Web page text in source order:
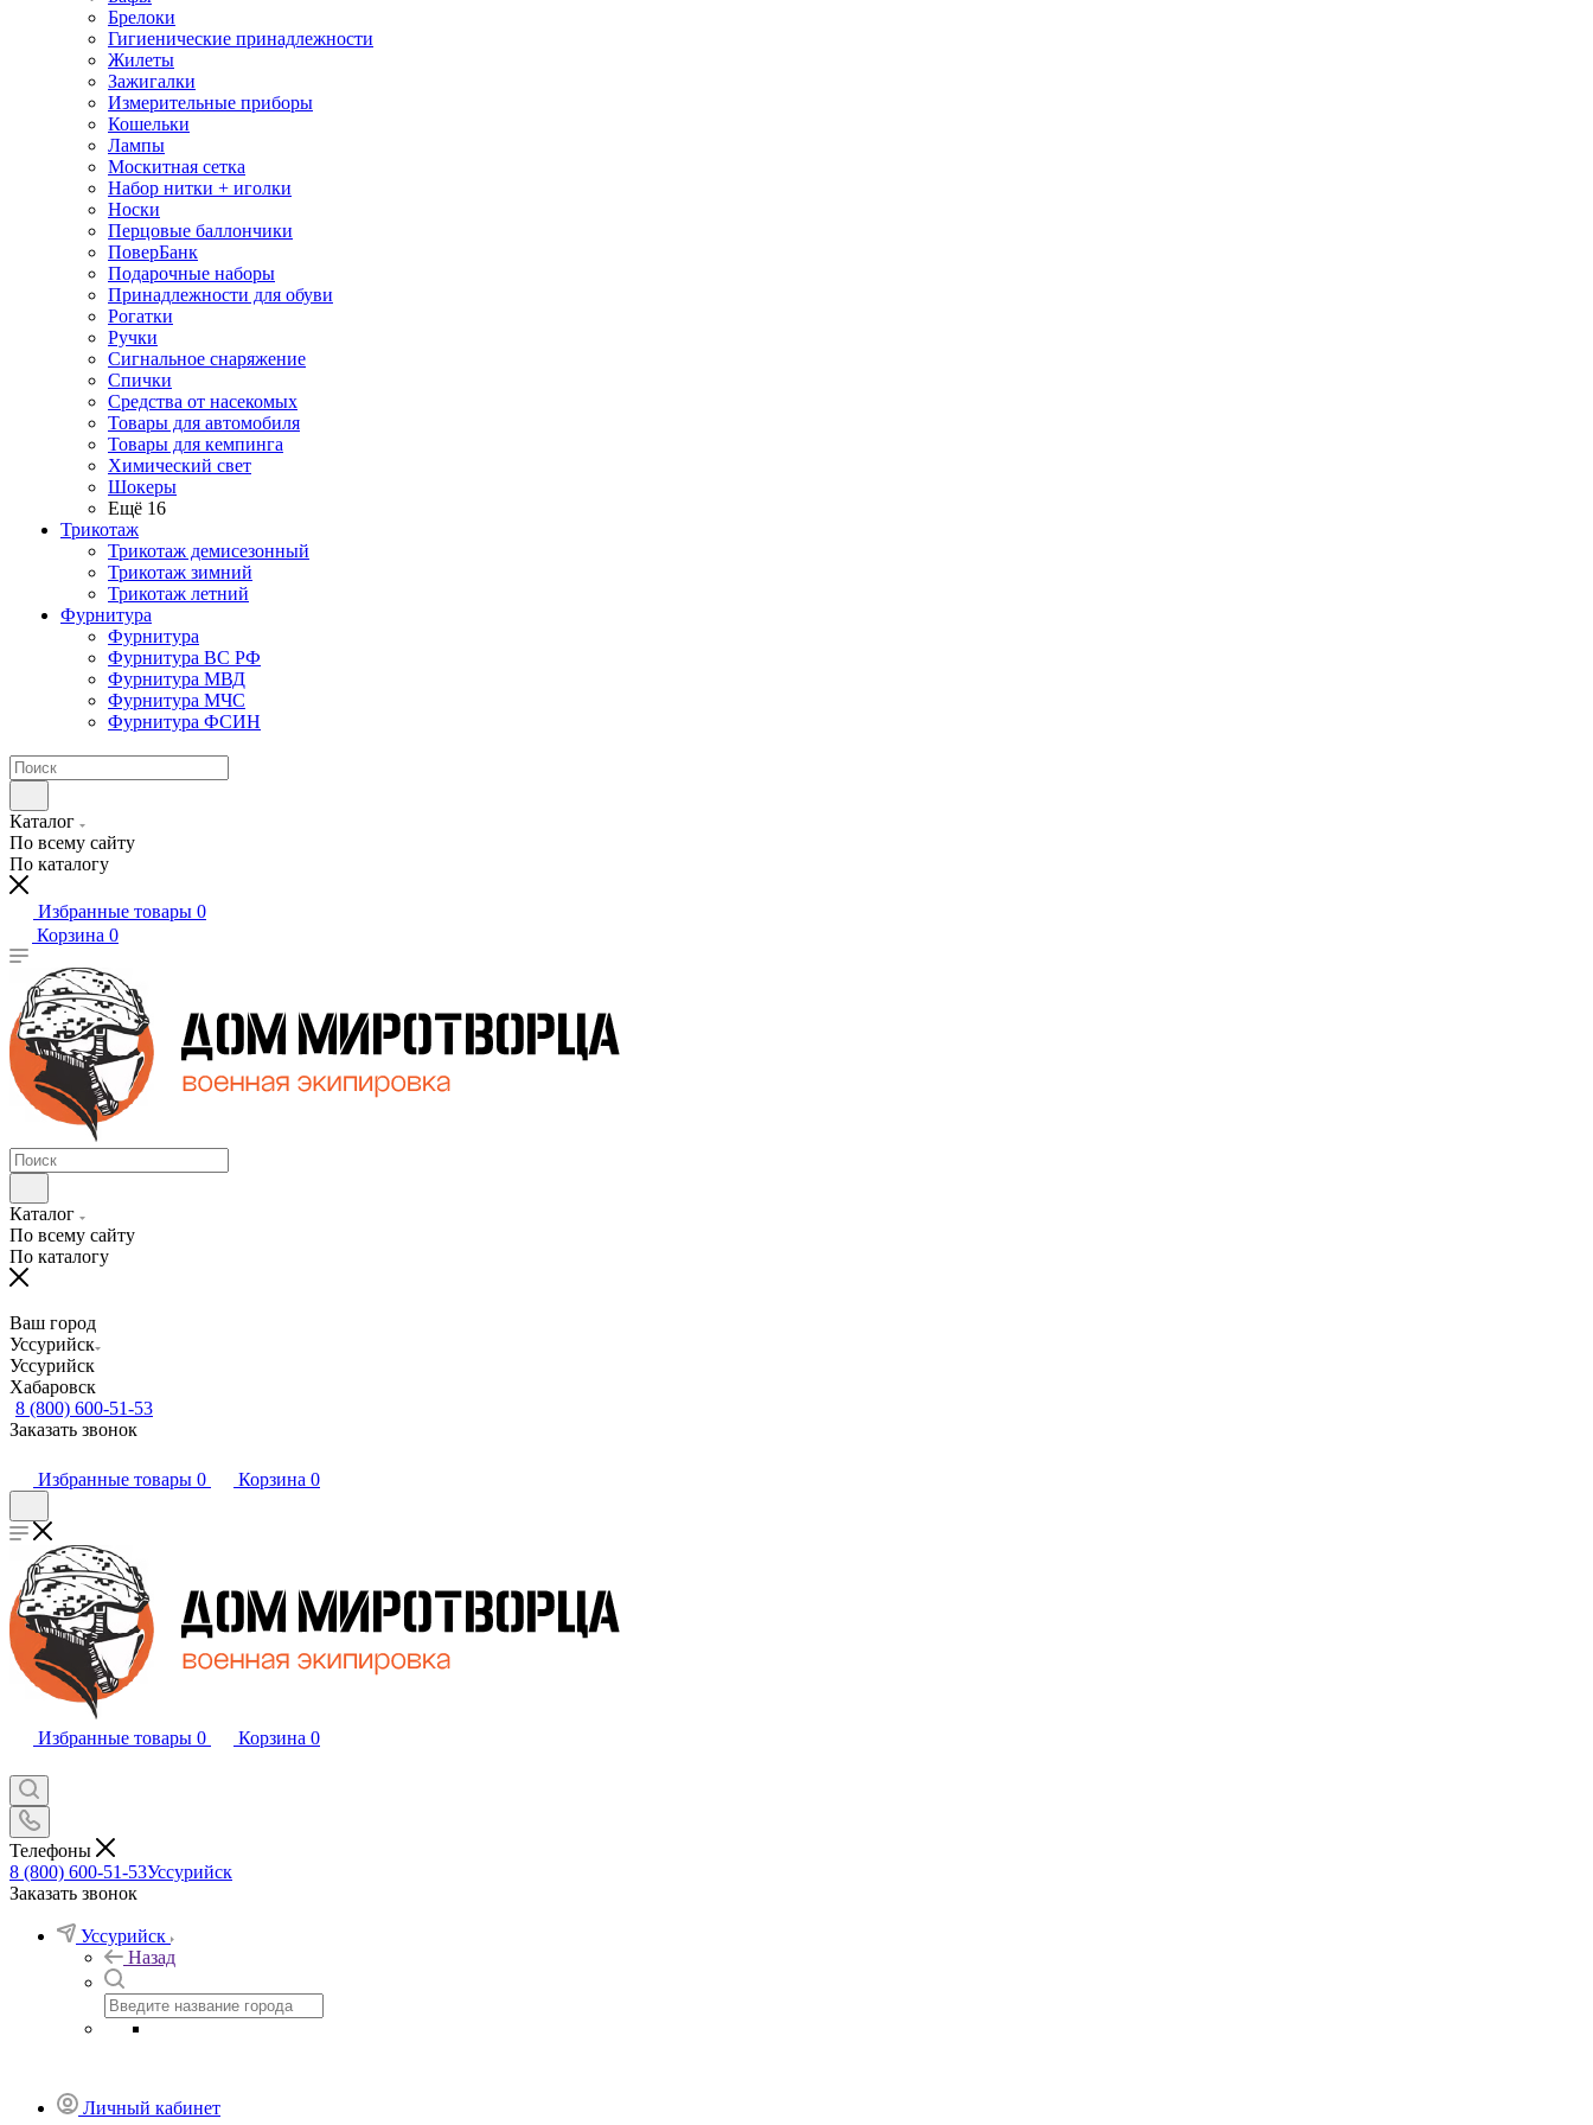
Брелоки
Гигиенические принадлежности
Жилеты
Зажигалки
Измерительные приборы
Кошельки
Лампы
Москитная сетка
Набор нитки + иголки
Носки
Перцовые баллончики
ПоверБанк
Подарочные наборы
Принадлежности для обуви
Рогатки
Ручки
Сигнальное снаряжение
Спички
Средства от насекомых
Товары для автомобиля
Товары для кемпинга
Химический свет
Шокеры
Ещё 16
Трикотаж
Трикотаж демисезонный
Трикотаж зимний
Трикотаж летний
Фурнитура
Фурнитура
Фурнитура ВС РФ
Фурнитура МВД
Фурнитура МЧС
Фурнитура ФСИН
Каталог
По всему сайту
По каталогу
Избранные товары 0
Корзина 0
Каталог
По всему сайту
По каталогу
Ваш город
Уссурийск
Уссурийск
Хабаровск
8 (800) 600-51-53
Заказать звонок
Избранные товары 0 Корзина 0
Избранные товары 0 Корзина 0
Телефоны
8 (800) 600-51-53Уссурийск
Заказать звонок
Уссурийск
Назад
Личный кабинет